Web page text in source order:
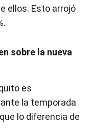
ellos. Esto arrojó
sobre la nueva
es
la temporada
lo diferencia de